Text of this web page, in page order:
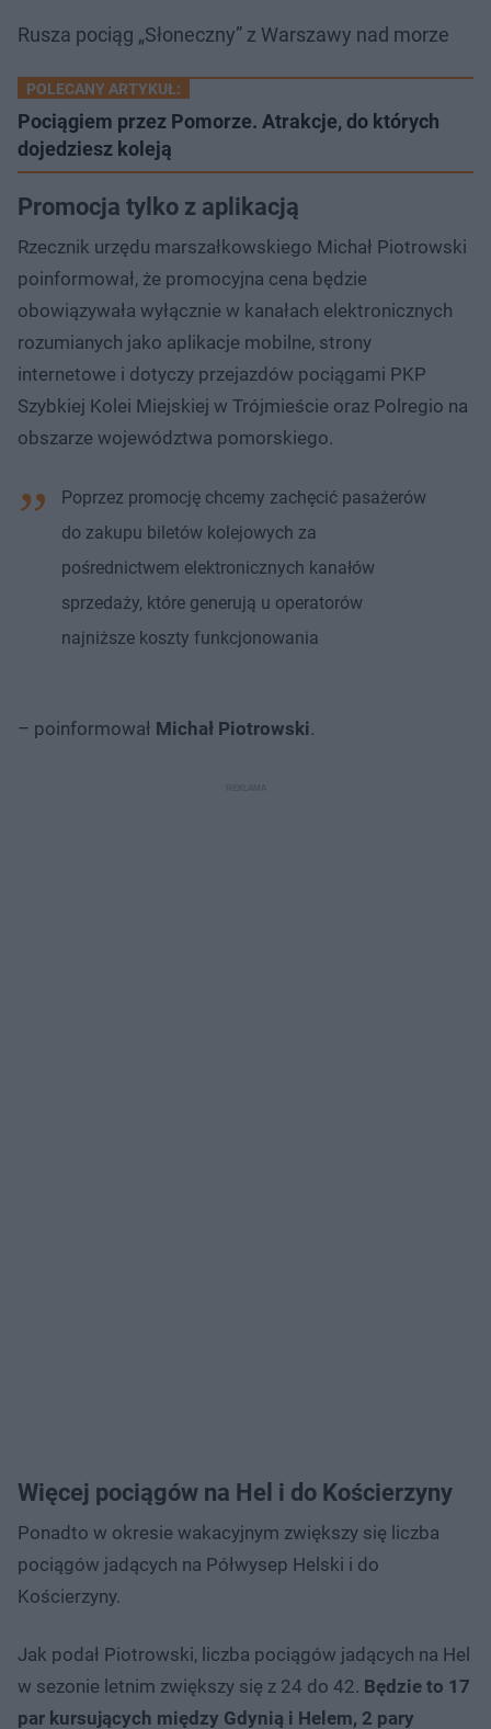
Rusza pociąg „Słoneczny” z Warszawy nad morze
POLECANY ARTYKUŁ:
Pociągiem przez Pomorze. Atrakcje, do których
dojedziesz koleją
Promocja tylko z aplikacją
Rzecznik urzędu marszałkowskiego Michał Piotrowski
poinformował, że promocyjna cena będzie
obowiązywała wyłącznie w kanałach elektronicznych
rozumianych jako aplikacje mobilne, strony
internetowe i dotyczy przejazdów pociągami PKP
Szybkiej Kolei Miejskiej w Trójmieście oraz Polregio na
obszarze województwa pomorskiego.
Poprzez promocję chcemy zachęcić pasażerów
do zakupu biletów kolejowych za
pośrednictwem elektronicznych kanałów
sprzedaży, które generują u operatorów
najniższe koszty funkcjonowania
– poinformował Michał Piotrowski.
Więcej pociągów na Hel i do Kościerzyny
Ponadto w okresie wakacyjnym zwiększy się liczba
pociągów jadących na Półwysep Helski i do
Kościerzyny.
Jak podał Piotrowski, liczba pociągów jadących na Hel
w sezonie letnim zwiększy się z 24 do 42. Będzie to 17
par kursujących między Gdynią i Helem, 2 pary